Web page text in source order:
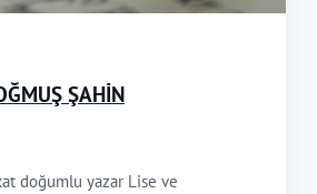
ŞAHİN
doğumlu yazar Lise ve